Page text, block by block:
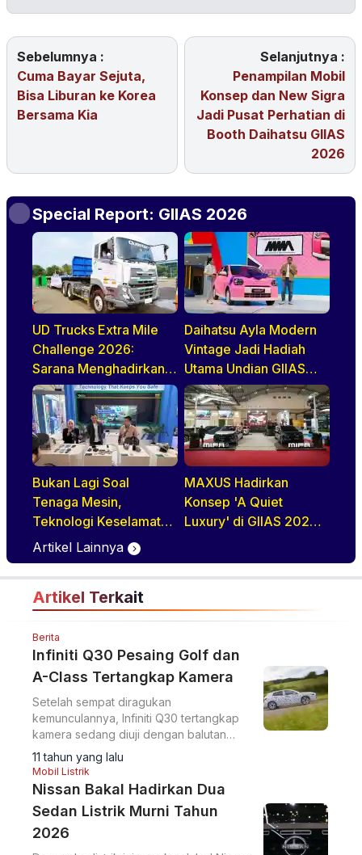
Sebelumnya :
Cuma Bayar Sejuta,
Bisa Liburan ke Korea
Bersama Kia
Selanjutnya :
Penampilan Mobil
Konsep dan New Sigra
Jadi Pusat Perhatian di
Booth Daihatsu GIIAS
2026
Special Report: GIIAS 2026
UD Trucks Extra Mile
Challenge 2026:
Sarana Menghadirkan
Pengemudi Truk Yang
Profesional
Daihatsu Ayla Modern
Vintage Jadi Hadiah
Utama Undian GIIAS
2026, Basisnya Varian
Terlaris
Bukan Lagi Soal
Tenaga Mesin,
Teknologi Keselamatan
Jadi Tren Baru di GIIAS
2026
MAXUS Hadirkan
Konsep 'A Quiet
Luxury' di GIIAS 2026
Premium Electric MPV
Artikel Lainnya
Artikel Terkait
Berita
Infiniti Q30 Pesaing Golf dan
A-Class Tertangkap Kamera
Setelah sempat diragukan
kemunculannya, Infiniti Q30 tertangkap
kamera sedang diuji dengan balutan
kamuflase. Mobil ini akan melawan VW
Golf dan Mercy A-Class nantinya.
11 tahun yang lalu
Mobil Listrik
Nissan Bakal Hadirkan Dua
Sedan Listrik Murni Tahun
2026